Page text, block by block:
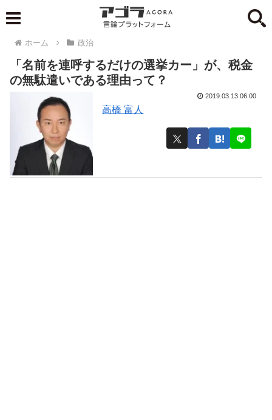
ホーム 政治
「名前を連呼するだけの選挙カー」が、税金
の無駄遣いである理由って？
高橋 富人
2019.03.13 06:00